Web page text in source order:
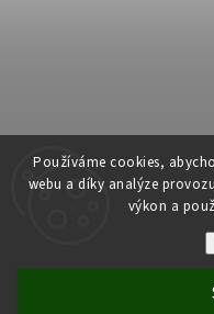
Používáme cookies,
webu a díky analýze
výkon a
Copyright 2026 Centrum
Grafický návrh